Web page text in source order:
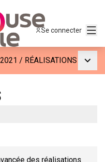
Se connecter
/ RÉALISATIONS
des réalisations